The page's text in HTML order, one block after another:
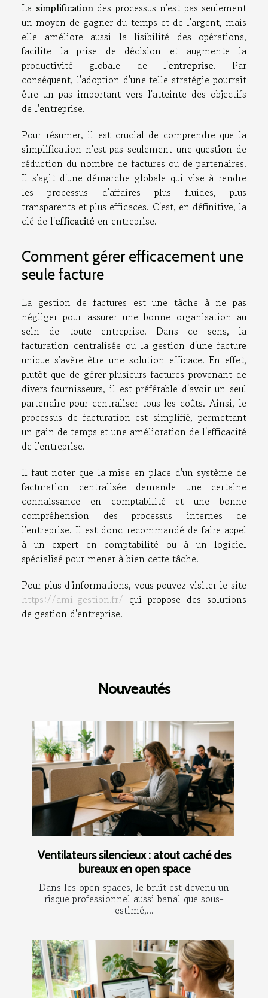
La simplificationdes processus n'est pas seulement
un moyen de gagner du temps et de l'argent, mais
elle améliore aussi la lisibilité des opérations,
facilite la prise de décision et augmente la
productivité globale de l'entreprise. Par
conséquent, l'adoption d'une telle stratégie pourrait
être un pas important vers l'atteinte des objectifs
de l'entreprise.
Pour résumer, il est crucial de comprendre que la
simplification n'est pas seulement une question de
réduction du nombre de factures ou de partenaires.
Il s'agit d'une démarche globale qui vise à rendre
les processus d'affaires plus fluides, plus
transparents et plus efficaces. C'est, en définitive, la
clé de l'efficacité en entreprise.
Comment gérer efficacement une
seule facture
La gestion de factures est une tâche à ne pas
négliger pour assurer une bonne organisation au
sein de toute entreprise. Dans ce sens, la
facturation centralisée ou la gestion d'une facture
unique s'avère être une solution efficace. En effet,
plutôt que de gérer plusieurs factures provenant de
divers fournisseurs, il est préférable d'avoir un seul
partenaire pour centraliser tous les coûts. Ainsi, le
processus de facturation est simplifié, permettant
un gain de temps et une amélioration de l'efficacité
de l'entreprise.
Il faut noter que la mise en place d'un système de
facturation centralisée demande une certaine
connaissance en comptabilité et une bonne
compréhension des processus internes de
l'entreprise. Il est donc recommandé de faire appel
à un expert en comptabilité ou à un logiciel
spécialisé pour mener à bien cette tâche.
Pour plus d'informations, vous pouvez visiter le site
https://ami-gestion.fr/ qui propose des solutions
de gestion d'entreprise.
Nouveautés
Ventilateurs silencieux : atout caché des
bureaux en open space
Dans les open spaces, le bruit est devenu un
risque professionnel aussi banal que sous-
estimé,...